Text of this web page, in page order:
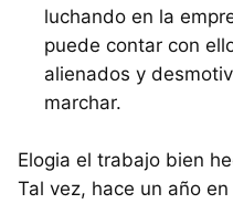
luchando en la
puede contar con
alienados y
marchar.
Elogia el trabajo bien
Tal vez, hace un año